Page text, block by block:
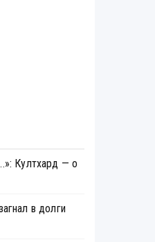
Култхард — о
в долги